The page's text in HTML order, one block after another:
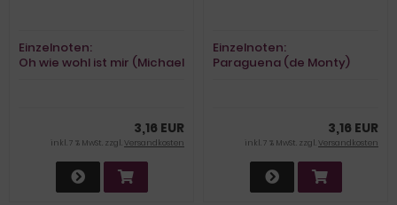
Einzelnoten:
Oh wie wohl ist mir (Michael
3,16 EUR
inkl. 7 % MwSt. zzgl.Versandkosten
Einzelnoten:
Paraguena (de Monty)
3,16 EUR
inkl. 7 % MwSt. zzgl.Versandkosten